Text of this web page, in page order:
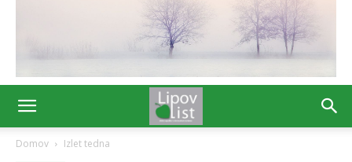
Domov Izlet tedna